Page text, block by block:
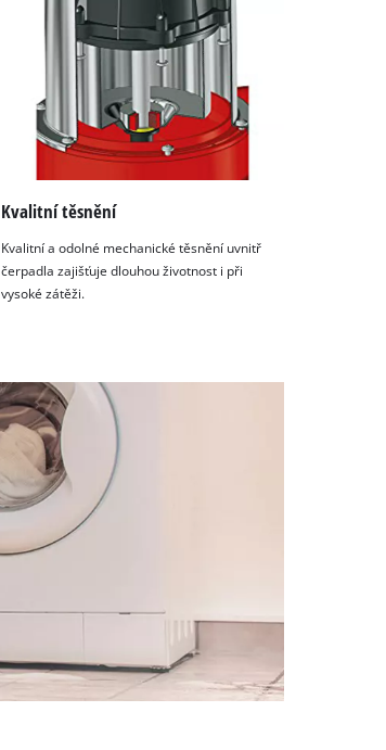
Kvalitní těsnění
Kvalitní a odolné mechanické těsnění uvnitř
čerpadla zajišťuje dlouhou životnost i při
vysoké zátěži.